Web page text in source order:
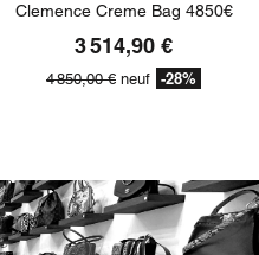
Clemence Creme Bag 4850€
3 514,90 €
4 850,00 € neuf -28%